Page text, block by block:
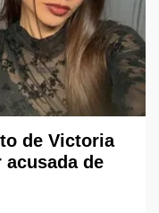
de Victoria
de